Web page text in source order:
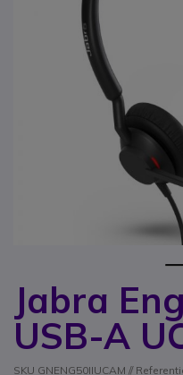
Jabra
USB-A
SKU GNENG50IIUCAM //
Ga naar het begin van de